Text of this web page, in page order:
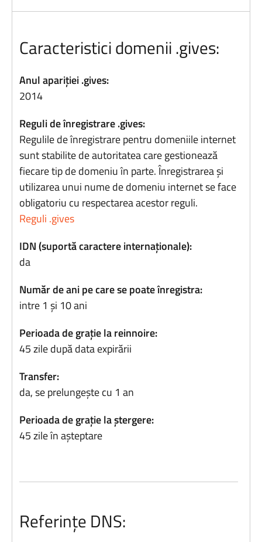
Caracteristici domenii .gives:
Anul apariției .gives:
2014
Reguli de înregistrare .gives:
Regulile de înregistrare pentru domeniile internet
sunt stabilite de autoritatea care gestionează
fiecare tip de domeniu în parte. Înregistrarea și
utilizarea unui nume de domeniu internet se face
obligatoriu cu respectarea acestor reguli.
Reguli .gives
IDN (suportă caractere internaționale):
da
Număr de ani pe care se poate înregistra:
intre 1 și 10 ani
Perioada de grație la reinnoire:
45 zile după data expirării
Transfer:
da, se prelungește cu 1 an
Perioada de grație la ștergere:
45 zile în așteptare
Referințe DNS: